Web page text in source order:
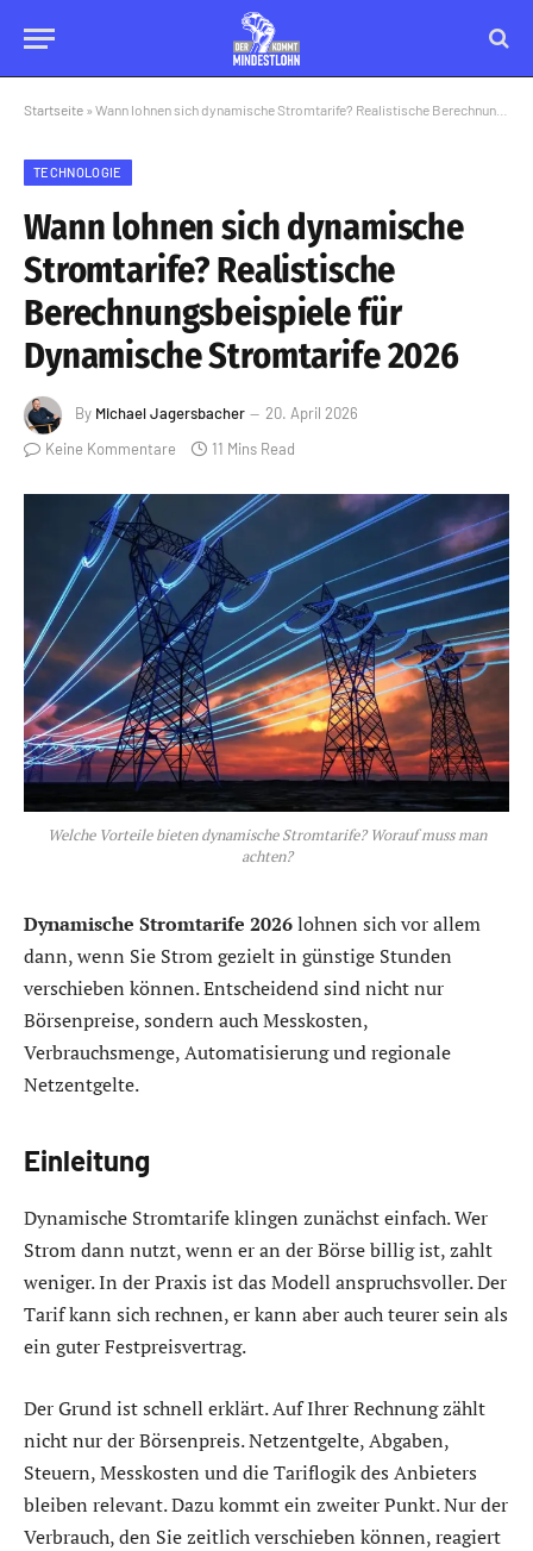
Startseite » Wann lohnen sich dynamische Stromtarife? Realistische Berechnungsbeispiele für Dynamische Stromtarife 2026
TECHNOLOGIE
Wann lohnen sich dynamische
Stromtarife? Realistische
Berechnungsbeispiele für
Dynamische Stromtarife 2026
By Michael Jagersbacher
20. April 2026
Keine Kommentare
11 Mins Read
Welche Vorteile bieten dynamische Stromtarife? Worauf muss man
achten?
Dynamische Stromtarife 2026lohnen sich vor allem
dann, wenn Sie Strom gezielt in günstige Stunden
verschieben können. Entscheidend sind nicht nur
Börsenpreise, sondern auch Messkosten,
Verbrauchsmenge, Automatisierung und regionale
Netzentgelte.
Einleitung
Dynamische Stromtarife klingen zunächst einfach. Wer
Strom dann nutzt, wenn er an der Börse billig ist, zahlt
weniger. In der Praxis ist das Modell anspruchsvoller. Der
Tarif kann sich rechnen, er kann aber auch teurer sein als
ein guter Festpreisvertrag.
Der Grund ist schnell erklärt. Auf Ihrer Rechnung zählt
nicht nur der Börsenpreis. Netzentgelte, Abgaben,
Steuern, Messkosten und die Tariflogik des Anbieters
bleiben relevant. Dazu kommt ein zweiter Punkt. Nur der
Verbrauch, den Sie zeitlich verschieben können, reagiert